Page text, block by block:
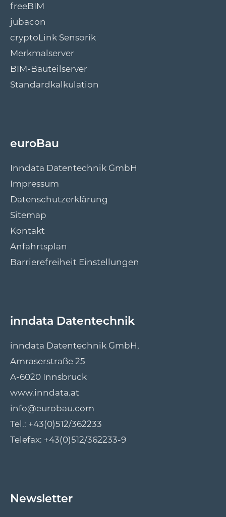
freeBIM
jubacon
cryptoLink Sensorik
Merkmalserver
BIM-Bauteilserver
Standardkalkulation
euroBau
Inndata Datentechnik GmbH
Impressum
Datenschutzerklärung
Sitemap
Kontakt
Anfahrtsplan
Barrierefreiheit Einstellungen
inndata Datentechnik
inndata Datentechnik GmbH,
Amraserstraße 25
A-6020 Innsbruck
www.inndata.at
info@eurobau.com
Tel.: +43(0)512/362233
Telefax: +43(0)512/362233-9
Newsletter